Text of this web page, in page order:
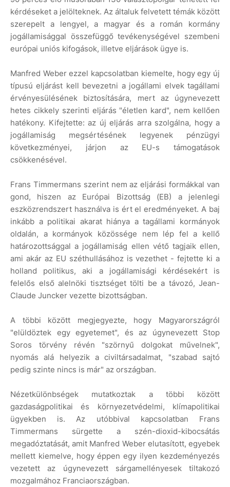
kérdéseket a jelölteknek. Az általuk felvetett témák között
szerepelt a lengyel, a magyar és a román kormány
jogállamisággal összefüggő tevékenységével szembeni
európai uniós kifogások, illetve eljárások ügye is.
Manfred Weber ezzel kapcsolatban kiemelte, hogy egy új
típusú eljárást kell bevezetni a jogállami elvek tagállami
érvényesülésének biztosítására, mert az úgynevezett
hetes cikkely szerinti eljárás "életlen kard", nem kellően
hatékony. Kifejtette: az új eljárás arra szolgálna, hogy a
jogállamiság megsértésének legyenek pénzügyi
következményei, járjon az EU-s támogatások
csökkenésével.
Frans Timmermans szerint nem az eljárási formákkal van
gond, hiszen az Európai Bizottság (EB) a jelenlegi
eszközrendszert használva is ért el eredményeket. A baj
inkább a politikai akarat hiánya a tagállami kormányok
oldalán, a kormányok közössége nem lép fel a kellő
határozottsággal a jogállamiság ellen vétő tagjaik ellen,
ami akár az EU széthullásához is vezethet - fejtette ki a
holland politikus, aki a jogállamisági kérdésekért is
felelős első alelnöki tisztséget tölti be a távozó, Jean-
Claude Juncker vezette bizottságban.
A többi között megjegyezte, hogy Magyarországról
"elüldöztek egy egyetemet", és az úgynevezett Stop
Soros törvény révén "szörnyű dolgokat művelnek",
nyomás alá helyezik a civiltársadalmat, "szabad sajtó
pedig szinte nincs is már" az országban.
Nézetkülönbségek mutatkoztak a többi között
gazdaságpolitikai és környezetvédelmi, klímapolitikai
ügyekben is. Az utóbbival kapcsolatban Frans
Timmermans sürgette a szén-dioxid-kibocsátás
megadóztatását, amit Manfred Weber elutasított, egyebek
mellett kiemelve, hogy éppen egy ilyen kezdeményezés
vezetett az úgynevezett sárgamellényesek tiltakozó
mozgalmához Franciaországban.